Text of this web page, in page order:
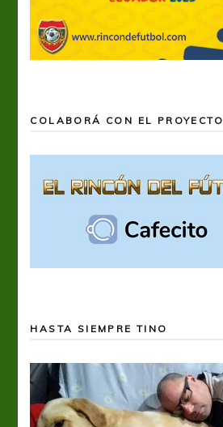
COLABORÁ CON EL PROYECTO
HASTA SIEMPRE TINO